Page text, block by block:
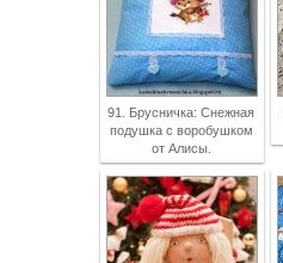
91. Брусничка: Снежная
подушка с воробушком
от Алисы.